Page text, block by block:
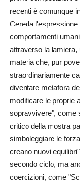
recenti è comunque
Cereda l'espressione
comportamenti umani
attraverso la lamiera,
materia che, pur
straordinariamente
diventare metafora
modificare le proprie
sopravvivere", come
critico della mostra
simboleggiare le
creano nuovi
secondo ciclo, ma
coercizioni, come